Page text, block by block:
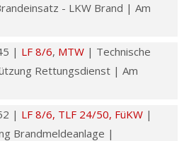
- LKW Brand | Am
| LF 8/6, MTW | Technische
Rettungsdienst | Am
| LF 8/6, TLF 24/50, FüKW |
Brandmeldeanlage |